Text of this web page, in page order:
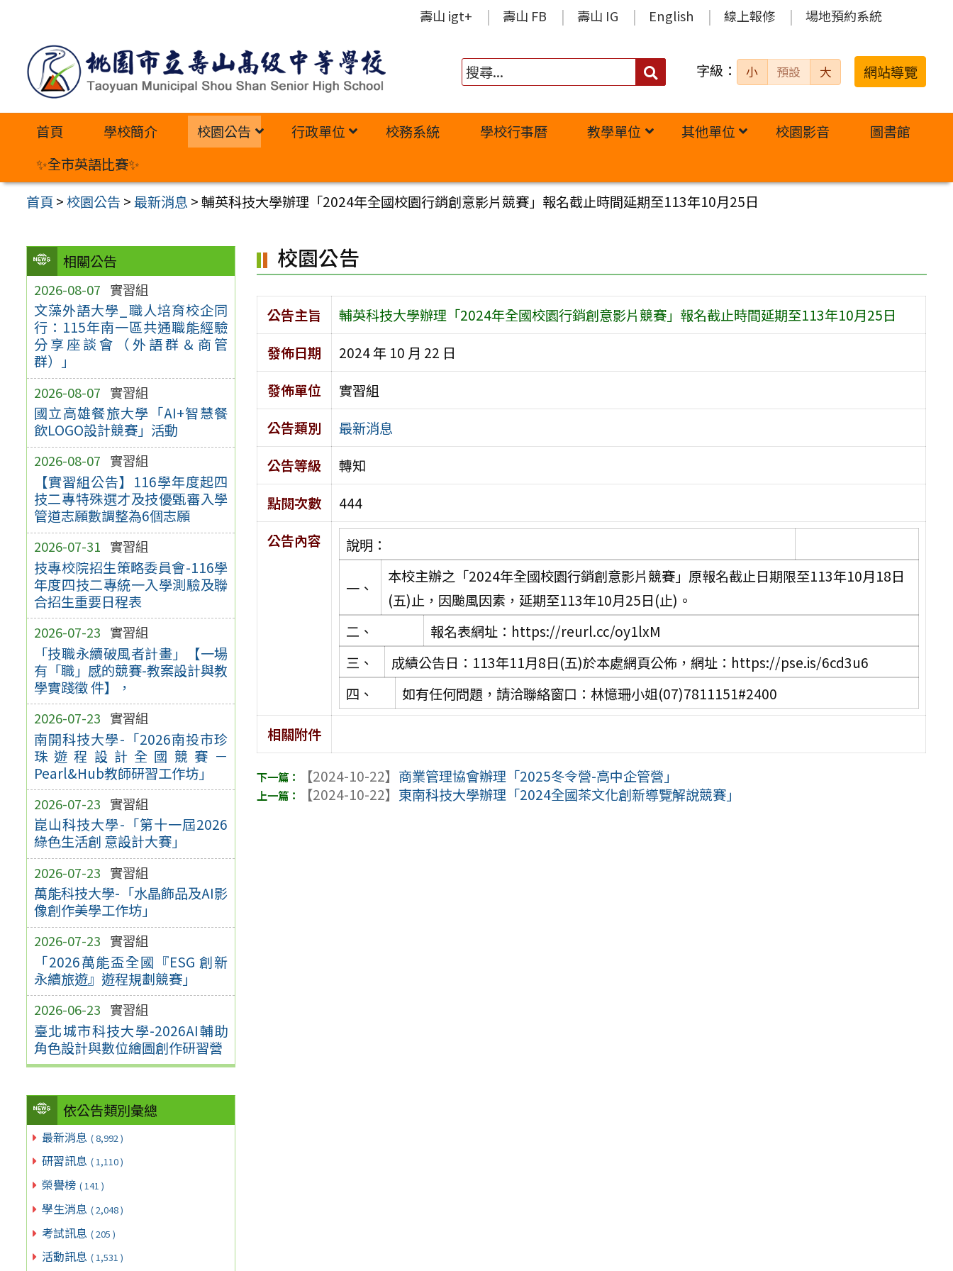
內
壽山 igt+ 壽山 FB 壽山 IG English 線上報修 場地預約系統
搜
字級： 小 預設 大 網站導覽
首頁 學校簡介 校園公告 行政單位 校務系統 學校行事曆 教學單位 其他單位 校園影音
圖書館
✨全市英語比賽✨
首頁 >校園公告 >最新消息 >輔英科技大學辦理「2024年全國校園行銷創意影片競賽」報名截止時間延期至113年10月25日
相關公告
2026-08-07 實習組
文藻外語大學_職人培育校企同
行：115年南一區共通職能經驗
分享座談會（外語群＆商管
群）」
2026-08-07 實習組
國立高雄餐旅大學「AI+智慧餐
飲LOGO設計競賽」活動
2026-08-07 實習組
【實習組公告】116學年度起四
技二專特殊選才及技優甄審入學
管道志願數調整為6個志願
2026-07-31 實習組
技專校院招生策略委員會-116學
年度四技二專統一入學測驗及聯
合招生重要日程表
2026-07-23 實習組
「技職永續破風者計畫」【一場
有「職」感的競賽-教案設計與教
學實踐徵 件】，
2026-07-23 實習組
南開科技大學-「2026南投市珍
珠遊程設計全國競賽－
Pearl&Hub教師研習工作坊」
2026-07-23 實習組
崑山科技大學-「第十一屆2026
綠色生活創 意設計大賽」
2026-07-23 實習組
萬能科技大學-「水晶飾品及AI影
像創作美學工作坊」
2026-07-23 實習組
「2026萬能盃全國『ESG 創新
永續旅遊』遊程規劃競賽」
2026-06-23 實習組
臺北城市科技大學-2026AI輔助
角色設計與數位繪圖創作研習營
依公告類別彙總
最新消息 ( 8,992 )
研習訊息 ( 1,110 )
榮譽榜 ( 141 )
學生消息 ( 2,048 )
考試訊息 ( 205 )
活動訊息 ( 1,531 )
校園公告
公告主旨
輔英科技大學辦理「2024年全國校園行銷創意影片競賽」報名截止時間延期至113年10月25日
發佈日期
2024 年 10 月 22 日
發佈單位
實習組
公告類別
最新消息
公告等級
轉知
點閱次數
444
公告內容
說明：
一、
本校主辦之「2024年全國校園行銷創意影片競賽」原報名截止日期限至113年10月18日
(五)止，因颱風因素，延期至113年10月25日(止)。
二、
報名表網址：https://reurl.cc/oy1lxM
三、
成績公告日：113年11月8日(五)於本處網頁公佈，網址：https://pse.is/6cd3u6
四、
如有任何問題，請洽聯絡窗口：林憶珊小姐(07)7811151#2400
相關附件
【2024-10-22】 商業管理協會辦理「2025冬令營-高中企管營」
【2024-10-22】 東南科技大學辦理「2024全國茶文化創新導覽解說競賽」